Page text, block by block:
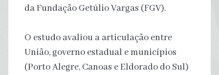
da Fundação Getúlio Vargas (FGV).
O estudo avaliou a articulação entre
União, governo estadual e municípios
(Porto Alegre, Canoas e Eldorado do Sul)